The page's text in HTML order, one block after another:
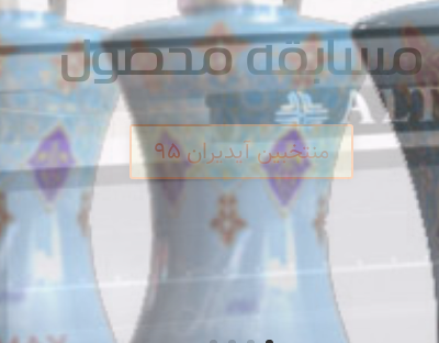
مسابقه محصول
متتخبین آیدیران ۹۵